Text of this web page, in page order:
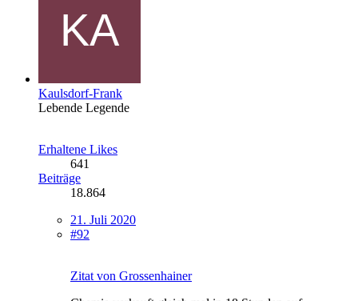
Kaulsdorf-Frank
Lebende Legende
Erhaltene Likes
641
Beiträge
18.864
21. Juli 2020
#92
Zitat von Grossenhainer